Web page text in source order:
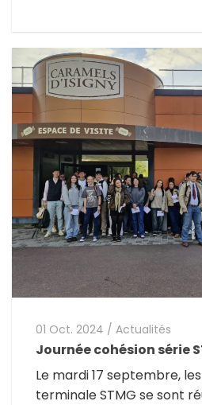
01 Oct. 2024 / Actualités
Journée cohésion série
Le mardi 17 septembre,
terminale STMG se sont